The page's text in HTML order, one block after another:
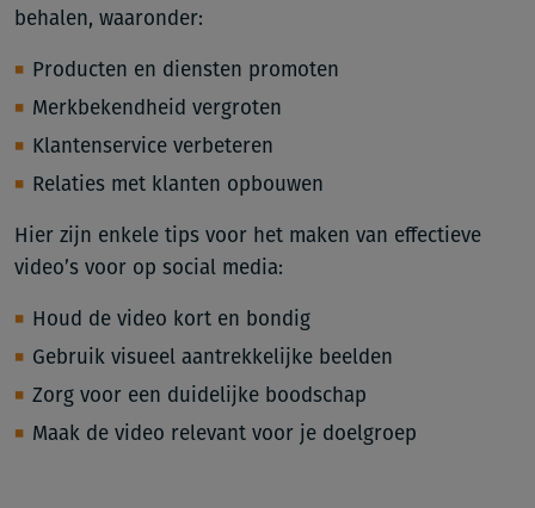
behalen, waaronder:
Producten en diensten promoten
Merkbekendheid vergroten
Klantenservice verbeteren
Relaties met klanten opbouwen
Hier zijn enkele tips voor het maken van effectieve
video’s voor op social media:
Houd de video kort en bondig
Gebruik visueel aantrekkelijke beelden
Zorg voor een duidelijke boodschap
Maak de video relevant voor je doelgroep